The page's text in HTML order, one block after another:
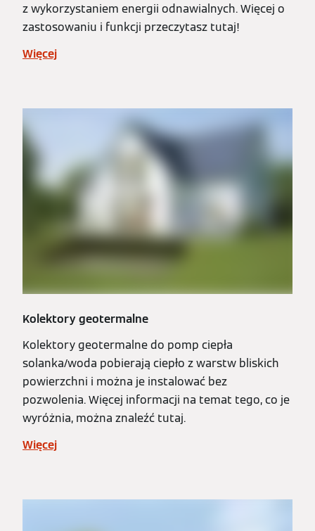
z wykorzystaniem energii odnawialnych. Więcej o
zastosowaniu i funkcji przeczytasz tutaj!
Więcej
Kolektory geotermalne
Kolektory geotermalne do pomp ciepła
solanka/woda pobierają ciepło z warstw bliskich
powierzchni i można je instalować bez
pozwolenia. Więcej informacji na temat tego, co je
wyróżnia, można znaleźć tutaj.
Więcej